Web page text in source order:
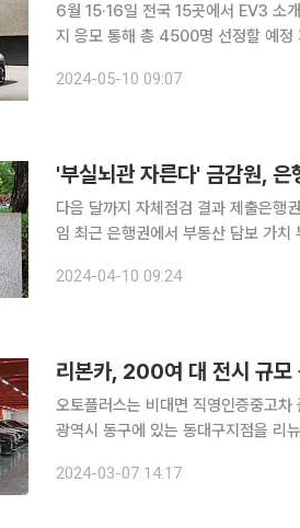
6월 15·16일 전국 15곳에서 EV3 소
지 응모 통해 총 4500명 선정할 예정 기아가 올해 하반기 출시 예정인 ‘더 기아 EV3(이하 EV3)’를
EV3는 기아의 세 번째 전용 전기차
2024-05-10 09:07
'부실뇌관 자른다' 금감원,
다음 달까지 자체점검 결과 제출은행
임 최근 은행권에서 부동산 담보 가치 부풀리기를 통한 배임 사고가 잇달아 발생함에 따라 금융당국
차단할 방침이다. 10일 금
2024-04-10 09:24
리본카, 200여 대 전시 규모
오토플러스는 비대면 직영인증중고
광역시 동구에 있는 동대구지점을 리뉴얼 오픈한다고
과 가깝고 동대구 IC와도 인접해 대구
2024-03-07 14:17